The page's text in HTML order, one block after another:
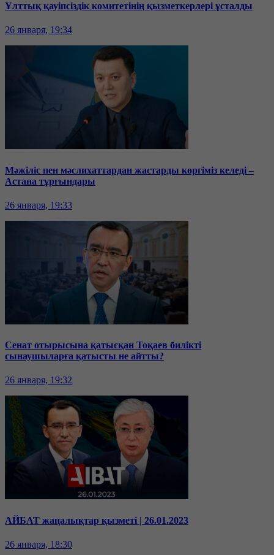
Ұлттық қауіпсіздік комитетінің қызметкерлері ұсталды
26 января, 19:34
Мәжіліс пен мәслихаттардан жастарды көргіміз келеді –
Астана тұрғындары
26 января, 19:33
Сенат отырысына қатысқан Тоқаев билікті
сынаушыларға қатысты не айтты?
26 января, 19:32
АЙБАТ жаңалықтар қызметі | 26.01.2023
26 января, 18:30